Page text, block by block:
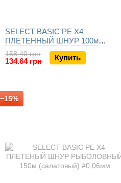
SELECT BASIC PE X4
ПЛЕТЕННЫЙ ШНУР 100м
(темно-зеленый)
158.40 грн
134.64 грн Купить
−15%